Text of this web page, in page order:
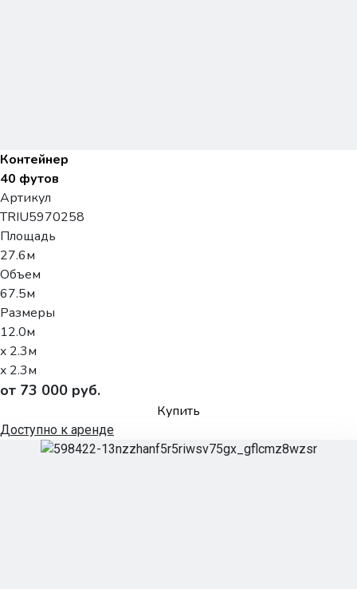
Контейнер
40 футов
Артикул
TRIU5970258
Площадь
27.6м
Объем
67.5м
Размеры
12.0м
x 2.3м
x 2.3м
от 73 000 руб.
Купить
Доступно к аренде